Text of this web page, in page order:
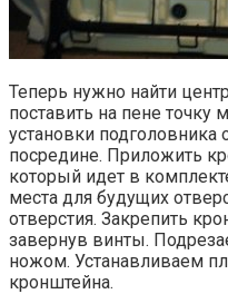
Теперь нужно найти
поставить на пене точку
установки подголовника
посредине. Приложить
который идет в
места для будущих
отверстия. Закрепить
завернув винты.
ножом. Устанавливаем
кронштейна.